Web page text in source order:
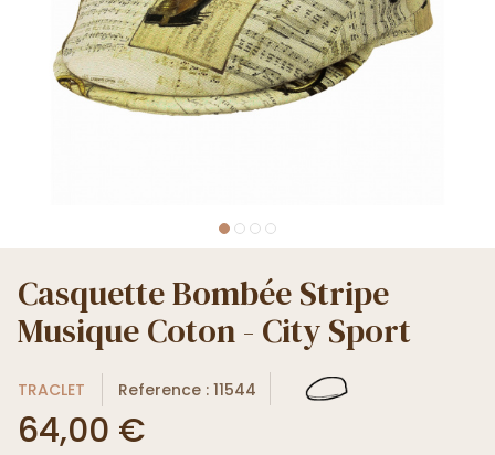
Casquette Bombée Stripe
Musique Coton - City Sport
TRACLET Reference : 11544
64,00 €